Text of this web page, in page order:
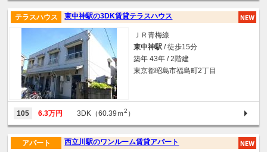
東中神駅の3DK賃貸テラスハウス
テラスハウス
ＪＲ青梅線
東中神駅 / 徒歩15分
築年 43年 / 2階建
東京都昭島市福島町2丁目
105 6.3万円 3DK（60.39ｍ2 ）
西立川駅のワンルーム賃貸アパート
アパート